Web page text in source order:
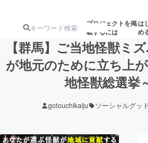
プロジェクトを掲
載するには
は
め
注目のリ 注目の新着プロ募集終了
【群馬】ご当地怪獣ミ
が地元のために立ち上
地怪獣総選挙
gotouchikaiju ソーシャルグッド